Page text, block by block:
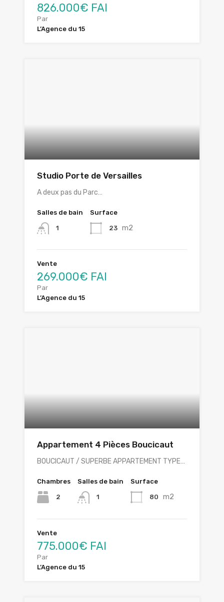
826.000€ FAI
Par
L’Agence du 15
Studio Porte de Versailles
A deux pas du Parc…
Salles de bain
1
Surface
23 m2
Vente
269.000€ FAI
Par
L’Agence du 15
Appartement 4 Pièces Boucicaut
BOUCICAUT / SUPERBE APPARTEMENT TYPE…
Chambres
2
Salles de bain
1
Surface
80 m2
Vente
775.000€ FAI
Par
L’Agence du 15